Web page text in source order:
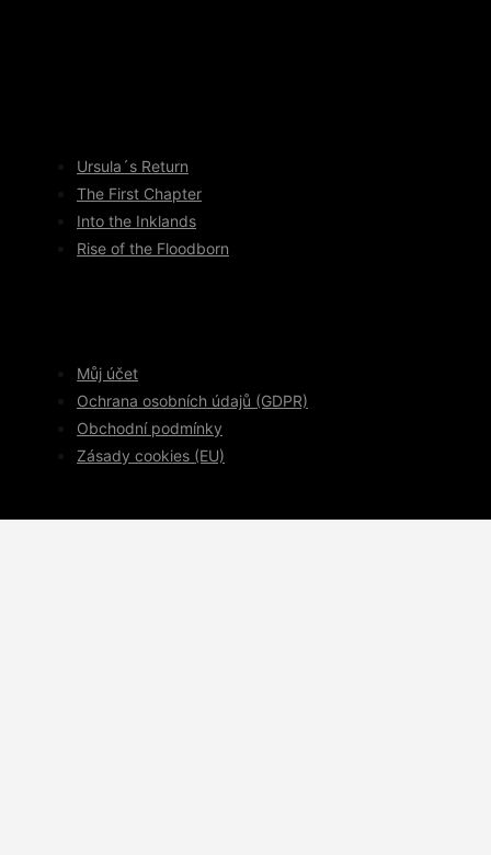
Ursula´s Return
The First Chapter
Into the Inklands
Rise of the Floodborn
Můj účet
Ochrana osobních údajů (GDPR)
Obchodní podmínky
Zásady cookies (EU)